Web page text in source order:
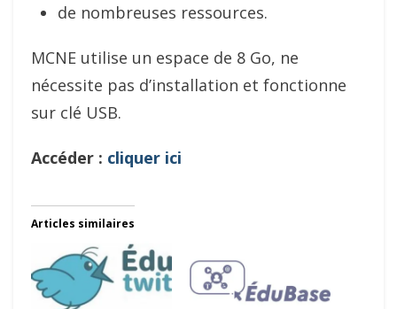
de nombreuses ressources.
MCNE utilise un espace de 8 Go, ne
nécessite pas d’installation et fonctionne
sur clé USB.
Accéder : cliquer ici
Articles similaires